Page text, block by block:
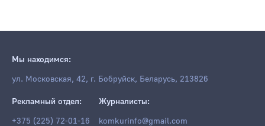
Мы находимся:
ул. Московская, 42, г. Бобруйск, Беларусь, 213826
Рекламный отдел:
+375 (225) 72-01-16
Журналисты:
komkurinfo@gmail.com